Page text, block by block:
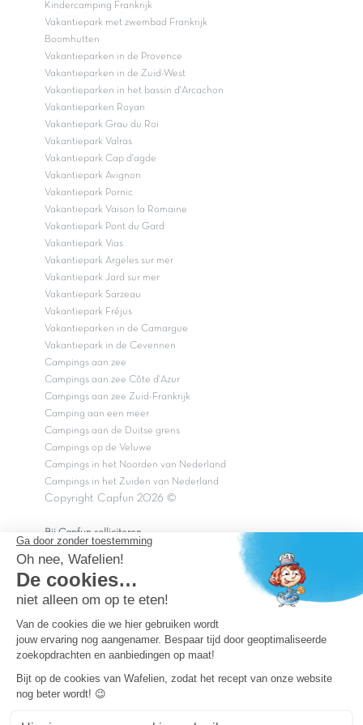
Kindercamping Frankrijk
Vakantiepark met zwembad Frankrijk
Boomhutten
Vakantieparken in de Provence
Vakantieparken in de Zuid-West
Vakantieparken in het bassin d'Arcachon
Vakantieparken Royan
Vakantiepark Grau du Roi
Vakantiepark Valras
Vakantiepark Cap d'agde
Vakantiepark Avignon
Vakantiepark Pornic
Vakantiepark Vaison la Romaine
Vakantiepark Pont du Gard
Vakantiepark Vias
Vakantiepark Argeles sur mer
Vakantiepark Jard sur mer
Vakantiepark Sarzeau
Vakantiepark Fréjus
Vakantieparken in de Camargue
Vakantiepark in de Cevennen
Campings aan zee
Campings aan zee Côte d'Azur
Campings aan zee Zuid-Frankrijk
Camping aan een meer
Campings aan de Duitse grens
Campings op de Veluwe
Campings in het Noorden van Nederland
Campings in het Zuiden van Nederland
Copyright Capfun 2026 ©
Bij Capfun solliciteren
Dutchbox Vakantiepark
Superdeals
Capfun in de media
Carabouille.nl
Wettelijke bepalingen
Algemene reisvoorwaarden
persvragen@capfun.com